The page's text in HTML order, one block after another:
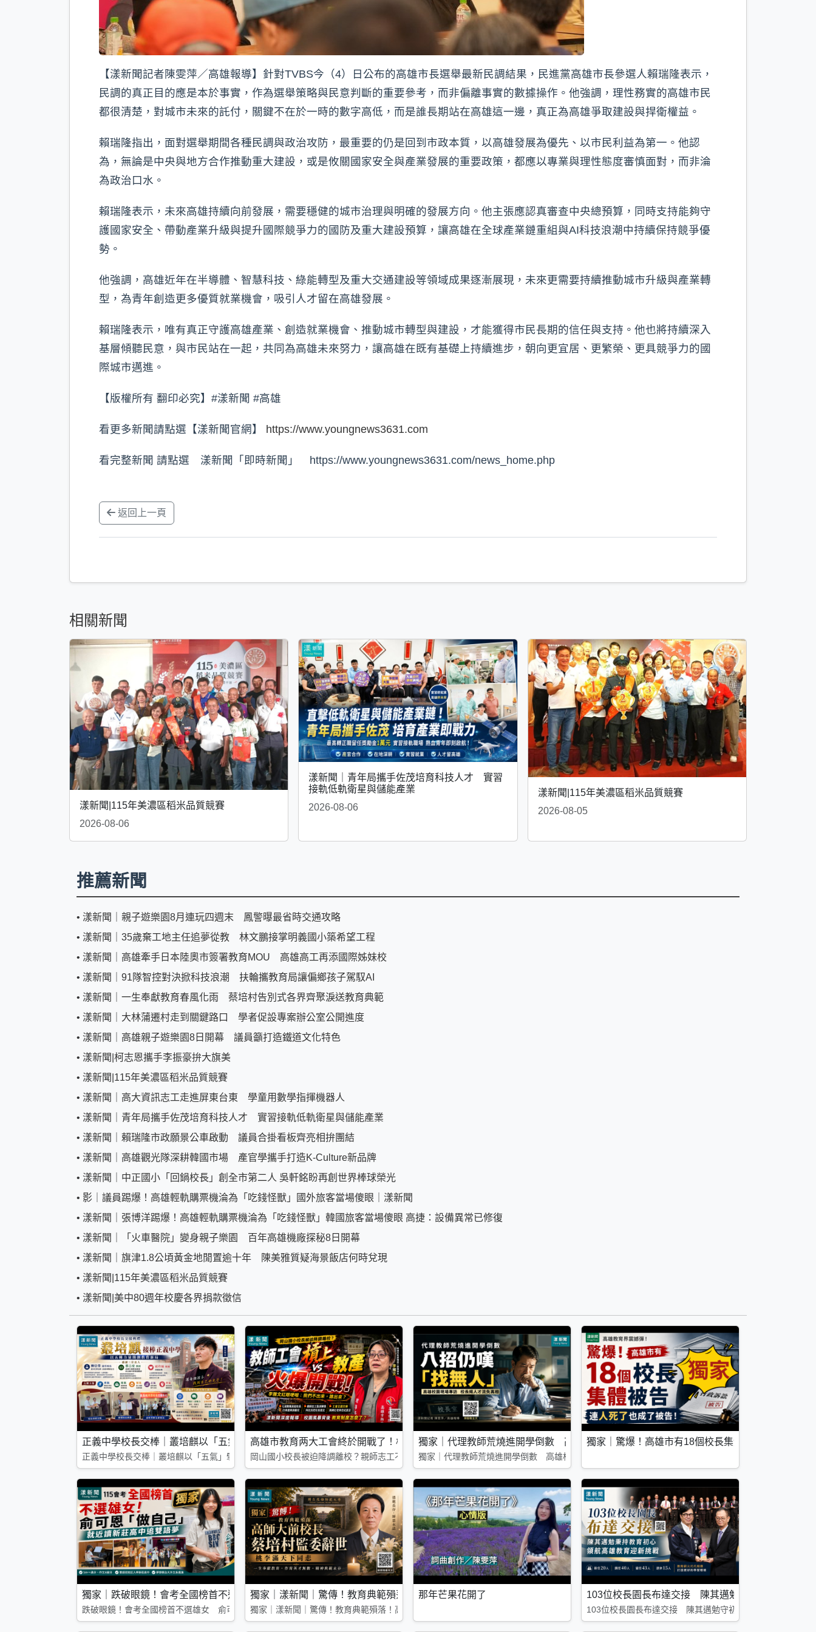
【漾新聞記者陳雯萍／高雄報導】針對TVBS今（4）日公布的高雄市長選舉最新民調結果，民進黨高雄市長參選人賴瑞隆表示，
民調的真正目的應是本於事實，作為選舉策略與民意判斷的重要參考，而非偏離事實的數據操作。他強調，理性務實的高雄市民
都很清楚，對城市未來的託付，關鍵不在於一時的數字高低，而是誰長期站在高雄這一邊，真正為高雄爭取建設與捍衛權益。
賴瑞隆指出，面對選舉期間各種民調與政治攻防，最重要的仍是回到市政本質，以高雄發展為優先、以市民利益為第一。他認
為，無論是中央與地方合作推動重大建設，或是攸關國家安全與產業發展的重要政策，都應以專業與理性態度審慎面對，而非淪
為政治口水。
賴瑞隆表示，未來高雄持續向前發展，需要穩健的城市治理與明確的發展方向。他主張應認真審查中央總預算，同時支持能夠守
護國家安全、帶動產業升級與提升國際競爭力的國防及重大建設預算，讓高雄在全球產業鏈重組與AI科技浪潮中持續保持競爭優
勢。
他強調，高雄近年在半導體、智慧科技、綠能轉型及重大交通建設等領域成果逐漸展現，未來更需要持續推動城市升級與產業轉
型，為青年創造更多優質就業機會，吸引人才留在高雄發展。
賴瑞隆表示，唯有真正守護高雄產業、創造就業機會、推動城市轉型與建設，才能獲得市民長期的信任與支持。他也將持續深入
基層傾聽民意，與市民站在一起，共同為高雄未來努力，讓高雄在既有基礎上持續進步，朝向更宜居、更繁榮、更具競爭力的國
際城市邁進。
【版權所有 翻印必究】#漾新聞 #高雄
看更多新聞請點選【漾新聞官網】 https://www.youngnews3631.com
看完整新聞 請點選 漾新聞「即時新聞」 https://www.youngnews3631.com/news_home.php
返回上一頁
相關新聞
漾新聞|115年美濃區稻米品質競賽
2026-08-06
漾新聞｜青年局攜手佐茂培育科技人才 實習
接軌低軌衛星與儲能產業
2026-08-06
漾新聞|115年美濃區稻米品質競賽
2026-08-05
推薦新聞
• 漾新聞｜親子遊樂園8月連玩四週末 鳳警曝最省時交通攻略
• 漾新聞｜35歲棄工地主任追夢從教 林文鵬接掌明義國小築希望工程
• 漾新聞｜高雄牽手日本陸奧市簽署教育MOU 高雄高工再添國際姊妹校
• 漾新聞｜91隊智控對決掀科技浪潮 扶輪攜教育局讓偏鄉孩子駕馭AI
• 漾新聞｜一生奉獻教育春風化雨 蔡培村告別式各界齊聚淚送教育典範
• 漾新聞｜大林蒲遷村走到關鍵路口 學者促設專案辦公室公開進度
• 漾新聞｜高雄親子遊樂園8日開幕 議員籲打造鐵道文化特色
• 漾新聞|柯志恩攜手李振豪拚大旗美
• 漾新聞|115年美濃區稻米品質競賽
• 漾新聞｜高大資訊志工走進屏東台東 學童用數學指揮機器人
• 漾新聞｜青年局攜手佐茂培育科技人才 實習接軌低軌衛星與儲能產業
• 漾新聞｜賴瑞隆市政願景公車啟動 議員合掛看板齊亮相拚團結
• 漾新聞｜高雄觀光隊深耕韓國市場 產官學攜手打造K-Culture新品牌
• 漾新聞｜中正國小「回鍋校長」創全市第二人 吳軒銘盼再創世界棒球榮光
• 影｜議員踢爆！高雄輕軌購票機淪為「吃錢怪獸」國外旅客當場傻眼｜漾新聞
• 漾新聞｜張博洋踢爆！高雄輕軌購票機淪為「吃錢怪獸」韓國旅客當場傻眼 高捷：設備異常已修復
• 漾新聞｜「火車醫院」變身親子樂園 百年高雄機廠探秘8日開幕
• 漾新聞｜旗津1.8公頃黃金地閒置逾十年 陳美雅質疑海景飯店何時兌現
• 漾新聞|115年美濃區稻米品質競賽
• 漾新聞|美中80週年校慶各界捐款徵信
正義中學校長交棒｜叢培麒以「五氣」擘畫教育新局
正義中學校長交棒｜叢培麒以「五氣」擘畫教育新局
高雄市教育两大工會終於開戰了！校長要被拔掉親師群起抗議 教職李雅文槓上教產公開宣戰
岡山國小校長被迫降調離校？親師志工不滿市府陳情 教師工會槓上教產 李雅文紅眼哽咽：我們不出來，誰出來？
獨家｜代理教師荒燒進開學倒數 高雄校園八招仍嘆「找無人」
獨家｜代理教師荒燒進開學倒數 高雄校園八招仍嘆「找無人」
獨家｜驚爆！高雄市有18個校長集體被告 連人死了
獨家｜跌破眼鏡！會考全國榜首不選雄女 俞可恩「做自己」就近讀新莊高中追雙語夢
跌破眼鏡！會考全國榜首不選雄女 俞可恩「做自己」就近讀新莊高中追雙語夢
獨家｜漾新聞｜驚傳！教育典範殞落！高師大前校長蔡培村監委辭世 桃李滿天下同悲
獨家｜漾新聞｜驚傳！教育典範殞落！高師大前校長蔡培村監委辭世 桃李滿天下同悲
那年芒果花開了 103位校長園長布達交接 陳其邁勉守初心領航高雄
103位校長園長布達交接 陳其邁勉守初心領航高雄教育